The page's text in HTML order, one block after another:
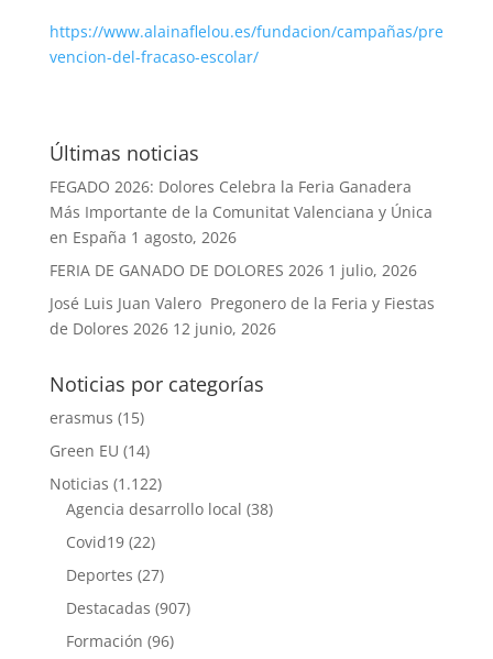
https://www.alainaflelou.es/fundacion/campañas/pre
vencion-del-fracaso-escolar/
Últimas noticias
FEGADO 2026: Dolores Celebra la Feria Ganadera
Más Importante de la Comunitat Valenciana y Única
en España 1 agosto, 2026
FERIA DE GANADO DE DOLORES 2026 1 julio, 2026
José Luis Juan Valero Pregonero de la Feria y Fiestas
de Dolores 2026 12 junio, 2026
Noticias por categorías
erasmus (15)
Green EU (14)
Noticias (1.122)
Agencia desarrollo local (38)
Covid19(22)
Deportes (27)
Destacadas (907)
Formación (96)